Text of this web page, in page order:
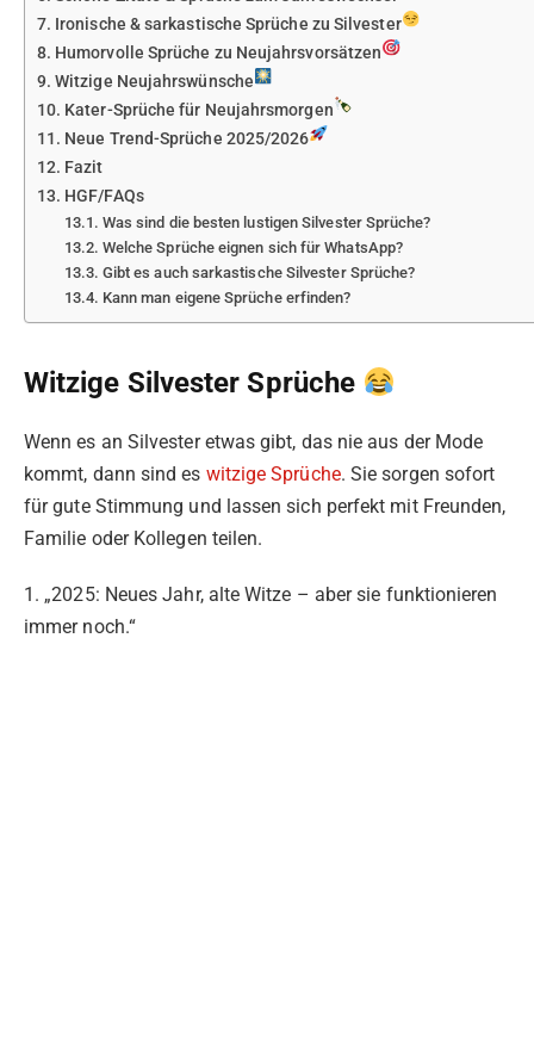
Ironische & sarkastische Sprüche zu Silvester
Humorvolle Sprüche zu Neujahrsvorsätzen
Witzige Neujahrswünsche
Kater-Sprüche für Neujahrsmorgen
Neue Trend-Sprüche 2025/2026
Fazit
HGF/FAQs
Was sind die besten lustigen Silvester Sprüche?
Welche Sprüche eignen sich für WhatsApp?
Gibt es auch sarkastische Silvester Sprüche?
Kann man eigene Sprüche erfinden?
Witzige Silvester Sprüche
Wenn es an Silvester etwas gibt, das nie aus der Mode
kommt, dann sind es witzige Sprüche. Sie sorgen sofort
für gute Stimmung und lassen sich perfekt mit Freunden,
Familie oder Kollegen teilen.
1. „2025: Neues Jahr, alte Witze – aber sie funktionieren
immer noch.“